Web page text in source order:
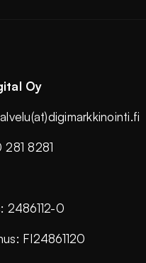
Oy
281 8281
2486112-0
FI24861120